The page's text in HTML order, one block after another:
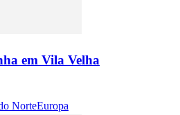
em Vila Velha
NorteEuropa